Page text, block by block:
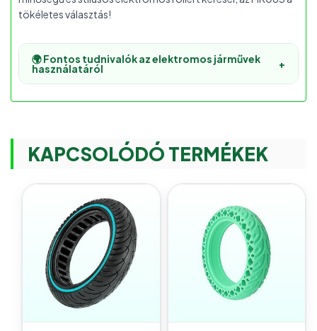
tökéletes választás!
🌍 Fontos tudnivalók az elektromos járművek
használatáról +
KAPCSOLÓDÓ TERMÉKEK